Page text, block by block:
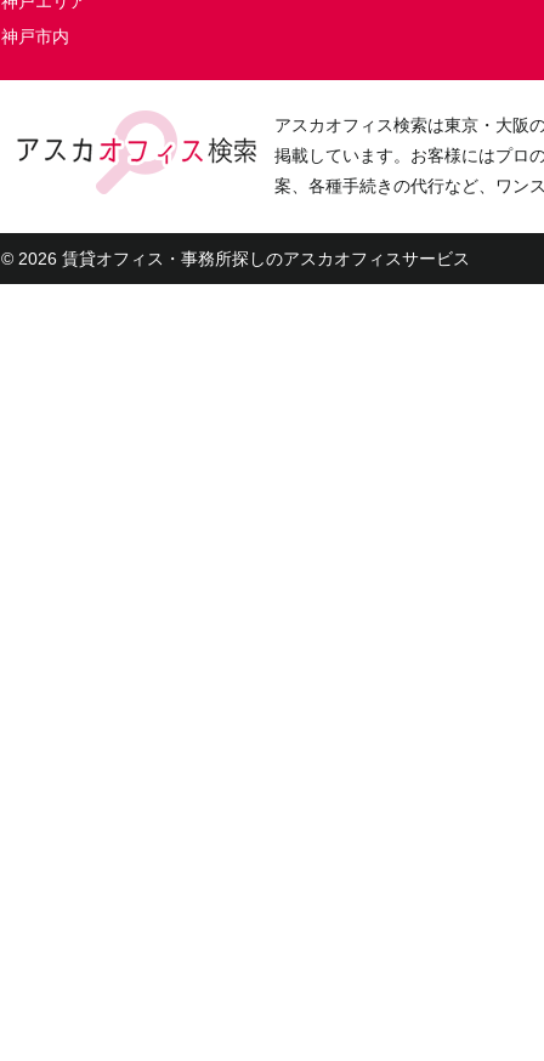
神戸市内
アスカオフィス検索は東京・大阪
掲載しています。お客様にはプロ
案、各種手続きの代行など、ワン
© 2026 賃貸オフィス・事務所探しのアスカオフィスサービス